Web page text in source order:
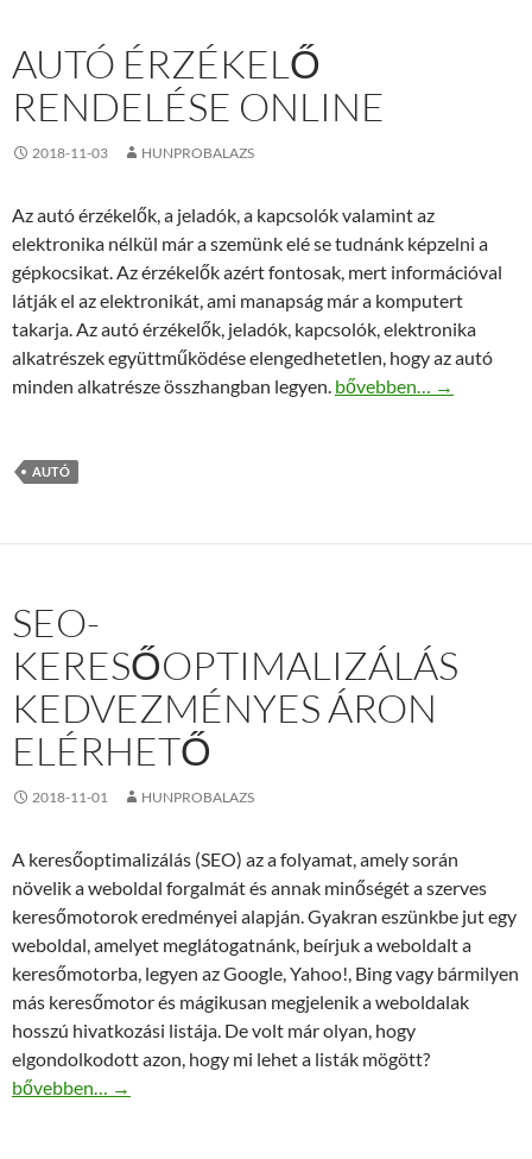
AUTÓ ÉRZÉKELŐ
RENDELÉSE ONLINE
2018-11-03 HUNPROBALAZS
Az autó érzékelők, a jeladók, a kapcsolók valamint az
elektronika nélkül már a szemünk elé se tudnánk képzelni a
gépkocsikat. Az érzékelők azért fontosak, mert információval
látják el az elektronikát, ami manapság már a komputert
takarja. Az autó érzékelők, jeladók, kapcsolók, elektronika
alkatrészek együttműködése elengedhetetlen, hogy az autó
minden alkatrésze összhangban legyen. Autó érzékelő
bővebben… →
AUTÓ
SEO-
KERESŐOPTIMALIZÁLÁS
KEDVEZMÉNYES ÁRON
ELÉRHETŐ
2018-11-01 HUNPROBALAZS
A keresőoptimalizálás (SEO) az a folyamat, amely során
növelik a weboldal forgalmát és annak minőségét a szerves
keresőmotorok eredményei alapján. Gyakran eszünkbe jut egy
weboldal, amelyet meglátogatnánk, beírjuk a weboldalt a
keresőmotorba, legyen az Google, Yahoo!, Bing vagy bármilyen
más keresőmotor és mágikusan megjelenik a weboldalak
hosszú hivatkozási listája. De volt már olyan, hogy
elgondolkodott azon, hogy mi lehet a listák mögött?
SEO-Keresőoptimalizálás kedvezményes áron elérhető
bővebben… →